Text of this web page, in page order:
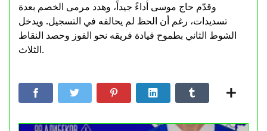
وقدّم حاج موسى أداءً جيداً، وهدد مرمى الخصم بعدة
تسديدات، رغم أن الحظ لم يحالفه في التسجيل. ويدخل
الشوط الثاني بطموح قيادة فريقه نحو الفوز وحصد النقاط
الثلاث.